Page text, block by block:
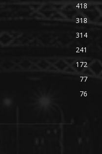
418
318
314
241
172
77
76